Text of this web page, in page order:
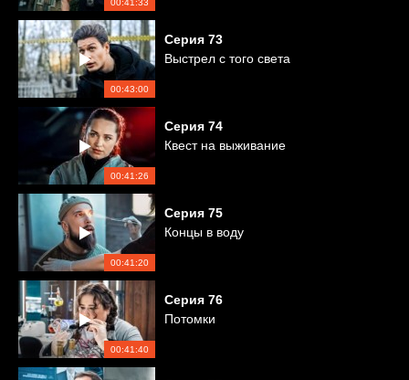
00:41:33
00:43:00
Серия 73
Выстрел с того света
00:41:26
Серия 74
Квест на выживание
00:41:20
Серия 75
Концы в воду
00:41:40
Серия 76
Потомки